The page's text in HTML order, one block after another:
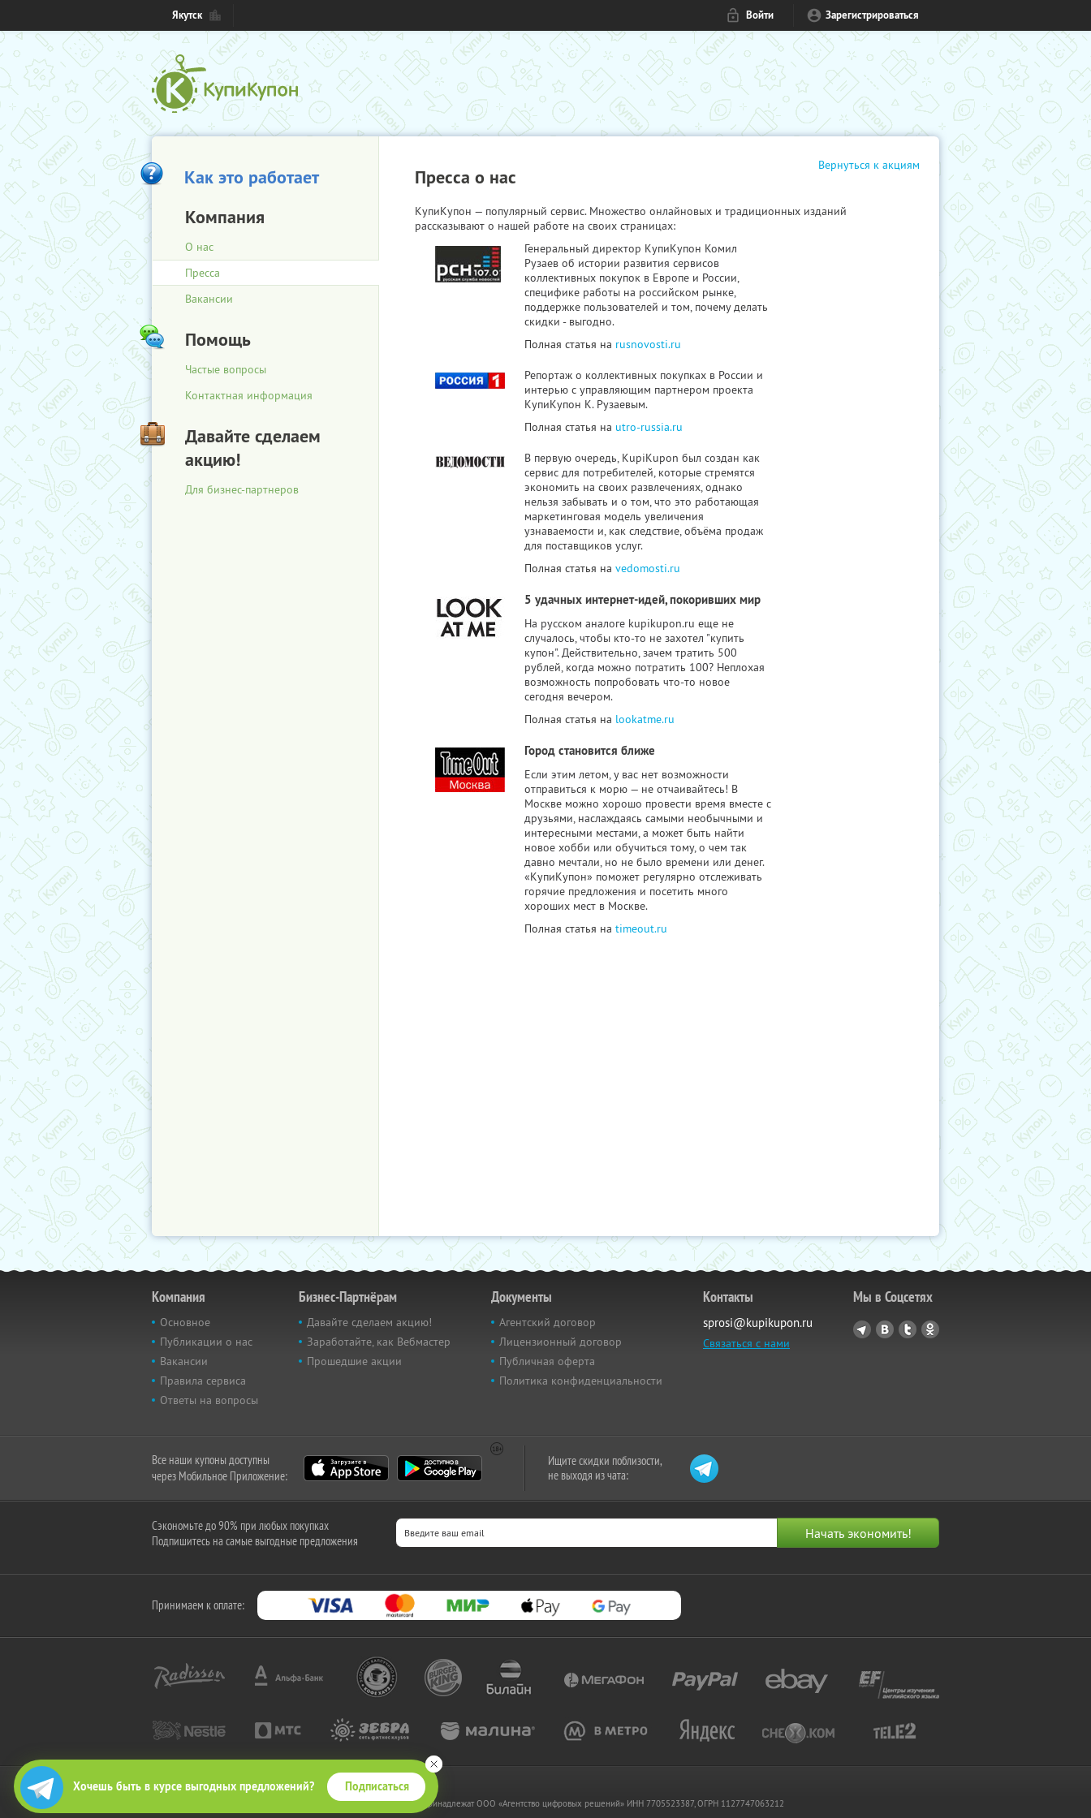
Хочешь быть в курсе выгодных предложений? Подписаться
Якутск Войти Зарегистрироваться
Как это работает
Компания
О нас
Пресса
Вакансии
Помощь
Частые вопросы
Контактная информация
Давайте сделаем
акцию!
Для бизнес-партнеров
Вернуться к акциям
Пресса о нас
КупиКупон — популярный сервис. Множество онлайновых и традиционных изданий
рассказывают о нашей работе на своих страницах:
Генеральный директор КупиКупон Комил
Рузаев об истории развития сервисов
коллективных покупок в Европе и России,
специфике работы на российском рынке,
поддержке пользователей и том, почему делать
скидки - выгодно.
Полная статья на rusnovosti.ru
Репортаж о коллективных покупках в России и
интерью с управляющим партнером проекта
КупиКупон К. Рузаевым.
Полная статья на utro-russia.ru
В первую очередь, KupiKupon был создан как
сервис для потребителей, которые стремятся
экономить на своих развлечениях, однако
нельзя забывать и о том, что это работающая
маркетинговая модель увеличения
узнаваемости и, как следствие, объёма продаж
для поставщиков услуг.
Полная статья на vedomosti.ru
5 удачных интернет-идей, покоривших мир
На русском аналоге kupikupon.ru еще не
случалось, чтобы кто-то не захотел "купить
купон". Действительно, зачем тратить 500
рублей, когда можно потратить 100? Неплохая
возможность попробовать что-то новое
сегодня вечером.
Полная статья на lookatme.ru
Город становится ближе
Если этим летом, у вас нет возможности
отправиться к морю — не отчаивайтесь! В
Москве можно хорошо провести время вместе с
друзьями, наслаждаясь самыми необычными и
интересными местами, а может быть найти
новое хобби или обучиться тому, о чем так
давно мечтали, но не было времени или денег.
«КупиКупон» поможет регулярно отслеживать
горячие предложения и посетить много
хороших мест в Москве.
Полная статья на timeout.ru
Компания
Основное
Публикации о нас
Вакансии
Правила сервиса
Ответы на вопросы
Бизнес-Партнёрам
Давайте сделаем акцию!
Заработайте, как Вебмастер
Прошедшие акции
Документы
Агентский договор
Лицензионный договор
Публичная оферта
Политика конфиденциальности
Контакты
sprosi@kupikupon.ru
Связаться с нами
Мы в Соцсетях
Все наши купоны доступны
через Мобильное Приложение:
Ищите скидки поблизости,
не выходя из чата:
Сэкономьте до 90% при любых покупках
Подпишитесь на самые выгодные предложения
Принимаем к оплате:
2010-2026 © КупиКупон. Все права защищены.
Все права на товарный знак "КупиКупон" и на сайт www.kupikupon.ru принадлежат OOO «Агентство цифровых решений» ИНН 7705523387, ОГРН 1127747063212